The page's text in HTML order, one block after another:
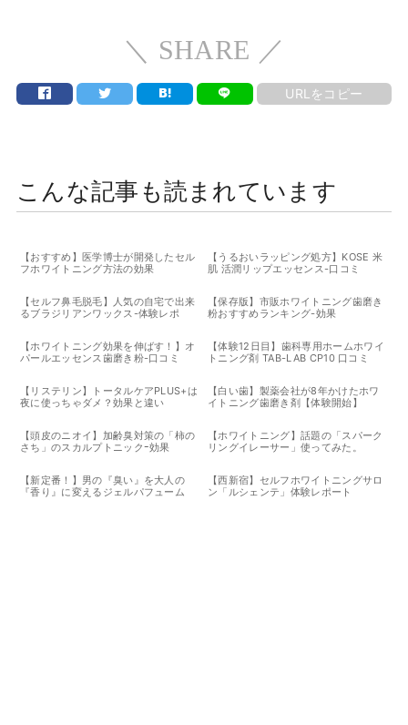
＼ SHARE ／
URLをコピー
こんな記事も読まれています
【おすすめ】医学博士が開発したセル
フホワイトニング方法の効果
【うるおいラッピング処方】KOSE 米
肌 活潤リップエッセンス-口コミ
【セルフ鼻毛脱毛】人気の自宅で出来
るブラジリアンワックス-体験レポ
【保存版】市販ホワイトニング歯磨き
粉おすすめランキング-効果
【ホワイトニング効果を伸ばす！】オ
パールエッセンス歯磨き粉-口コミ
【体験12日目】歯科専用ホームホワイ
トニング剤 TAB-LAB CP10 口コミ
【リステリン】トータルケアPLUS+は
夜に使っちゃダメ？効果と違い
【白い歯】製薬会社が8年かけたホワ
イトニング歯磨き剤【体験開始】
【頭皮のニオイ】加齢臭対策の「柿の
さち」のスカルプトニックｰ効果
【ホワイトニング】話題の「スパーク
リングイレーサー」使ってみた。
【新定番！】男の『臭い』を大人の
『香り』に変えるジェルパフューム
【西新宿】セルフホワイトニングサロ
ン「ルシェンテ」体験レポート